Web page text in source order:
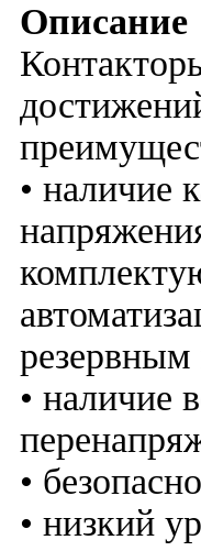
Описание
• наличие
резервным
• наличие
•
• низкий